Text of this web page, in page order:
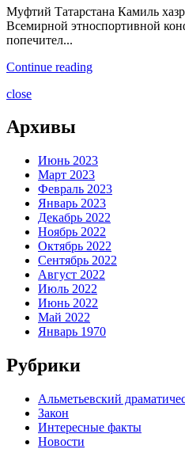
Муфтий Татарстана Камиль
Всемирной этноспортивной
попечител...
Continue reading
close
Архивы
Июнь 2023
Март 2023
Февраль 2023
Январь 2023
Декабрь 2022
Ноябрь 2022
Октябрь 2022
Сентябрь 2022
Август 2022
Июль 2022
Июнь 2022
Май 2022
Январь 1970
Рубрики
Альметьевский
Закон
Интересные факты
Новости